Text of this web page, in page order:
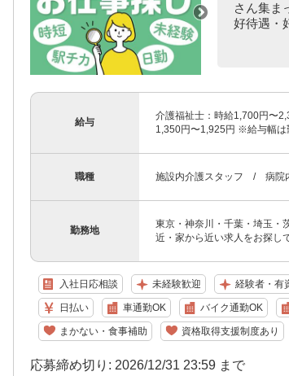
さん集ま
好待遇・
給与
介護福祉士：時給1,700円〜
1,350円〜1,925円 ※給与幅は
職種 施設内介護スタッフ / 病院
勤務地
東京・神奈川・千葉・埼玉・
近・家から近い求人をお探し
入社日応相談 未経験歓迎 経験者・有
日払い 車通勤OK バイク通勤OK
まかない・食事補助 資格取得支援制度あり
応募締め切り: 2026/12/31 23:59 まで